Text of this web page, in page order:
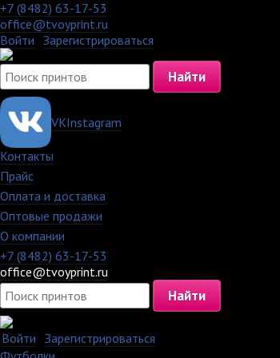
+7 (8482) 63-17-53
office@tvoyprint.ru
Войти Зарегистрироваться
VKInstagram
Контакты
Прайс
Оплата и доставка
Оптовые продажи
О компании
+7 (8482) 63-17-53
office@tvoyprint.ru
Войти Зарегистрироваться